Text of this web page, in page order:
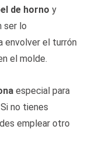
de horno y
ser lo
envolver el turrón
el molde.
especial para
no tienes
emplear otro